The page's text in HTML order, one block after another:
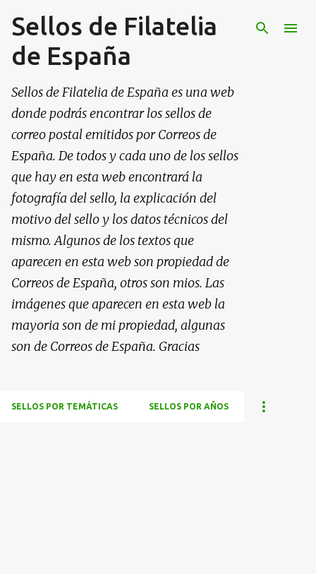
Ir al contenido principal
Sellos de Filatelia
de España
Sellos de Filatelia de España es una web
donde podrás encontrar los sellos de
correo postal emitidos por Correos de
España. De todos y cada uno de los sellos
que hay en esta web encontrará la
fotografía del sello, la explicación del
motivo del sello y los datos técnicos del
mismo. Algunos de los textos que
aparecen en esta web son propiedad de
Correos de España, otros son mios. Las
imágenes que aparecen en esta web la
mayoria son de mi propiedad, algunas
son de Correos de España. Gracias
SELLOS POR TEMÁTICAS SELLOS POR AÑOS